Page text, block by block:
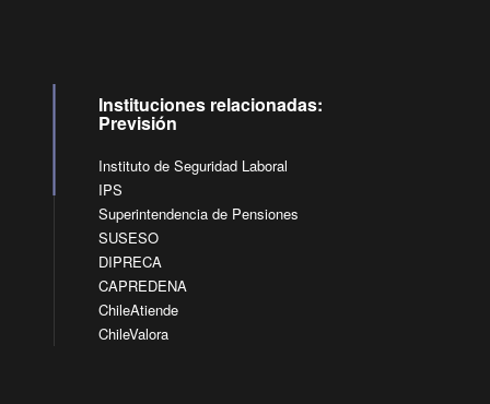
Instituciones relacionadas:
Previsión
Instituto de Seguridad Laboral
IPS
Superintendencia de Pensiones
SUSESO
DIPRECA
CAPREDENA
ChileAtiende
ChileValora